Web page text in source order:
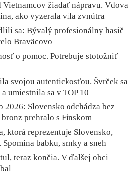
Vietnamcov žiadať nápravu. Vdova
ako vyzerala vila zvnútra
sa: Bývalý profesionálny hasič
Braväcovo
o pomoc. Potrebuje stotožniť
svojou autentickosťou. Švrček sa
umiestnila sa v TOP 10
2026: Slovensko odchádza bez
prehralo s Fínskom
ktorá reprezentuje Slovensko,
babku, srnky a sneh
teraz končia. V ďalšej obci